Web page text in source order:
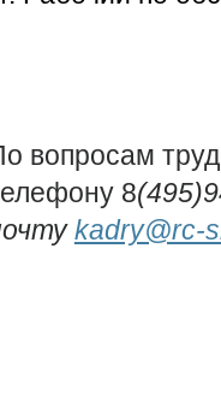
вопросам
8
kadry@rc-